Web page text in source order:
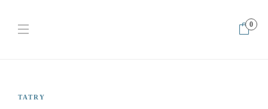
0
Home
TATRY